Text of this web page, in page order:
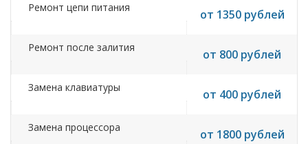
Ремонт цепи питания от 1350 рублей
Ремонт после залития от 800 рублей
Замена клавиатуры от 400 рублей
Замена процессора от 1800 рублей